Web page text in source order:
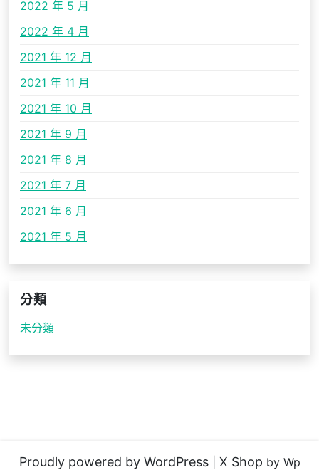
2022 年 5 月
2022 年 4 月
2021 年 12 月
2021 年 11 月
2021 年 10 月
2021 年 9 月
2021 年 8 月
2021 年 7 月
2021 年 6 月
2021 年 5 月
分類
未分類
Proudly powered by WordPress X Shop by Wp